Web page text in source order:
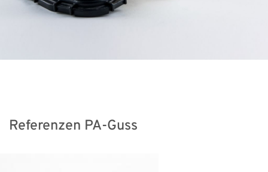
Referenzen PA-Guss